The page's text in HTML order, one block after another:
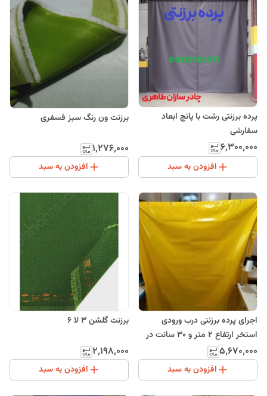
پرده برزنتی رشت با پانچ ابعاد
سفارشی
۶٬۳۰۰٬۰۰۰
افزودن به سبد
برزنت ون رنگ سبز فسفری
۱٬۲۷۶٬۰۰۰
افزودن به سبد
اجرای پرده برزنتی درب ورودی
استخر ارتفاع 2 متر و 30 سانت در
عرض 2 متر و 30 سانت
۵٬۶۷۰٬۰۰۰
افزودن به سبد
برزنت گلشن 3 لا 6
۲٬۱۹۸٬۰۰۰
افزودن به سبد